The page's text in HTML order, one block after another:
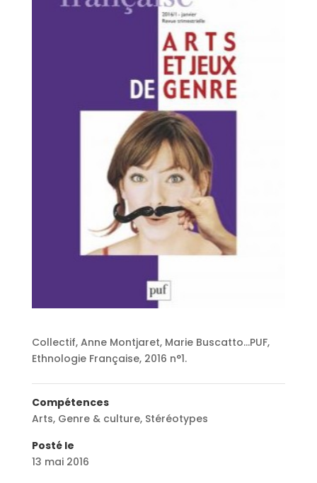
Collectif, Anne Montjaret, Marie Buscatto…PUF,
Ethnologie Française, 2016 n°1.
Compétences
Arts, Genre & culture, Stéréotypes
Posté le
13 mai 2016